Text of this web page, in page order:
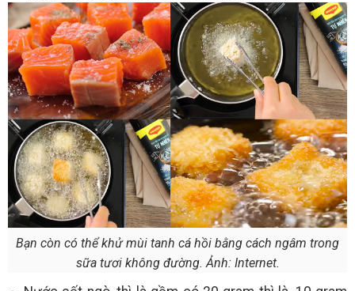
Bạn còn có thể khử mùi tanh cá hồi bằng cách ngâm trong
sữa tươi không đường. Ảnh: Internet.